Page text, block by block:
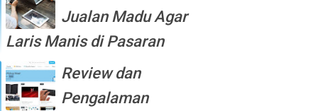
Jualan Madu Agar
Laris Manis di Pasaran
Review dan
Pengalaman